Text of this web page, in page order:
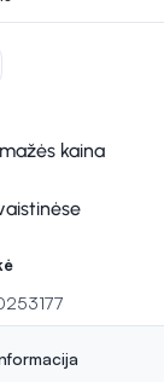
kaina